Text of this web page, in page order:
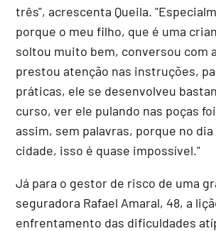
três", acrescenta Queila.
porque o meu filho, que é uma
soltou muito bem, conversou com
prestou atenção nas instruções,
práticas, ele se desenvolveu
curso, ver ele pulando nas poças
assim, sem palavras, porque no dia
cidade, isso é quase impossível."
Já para o gestor de risco de uma
seguradora Rafael Amaral, 48, a
enfrentamento das dificuldades